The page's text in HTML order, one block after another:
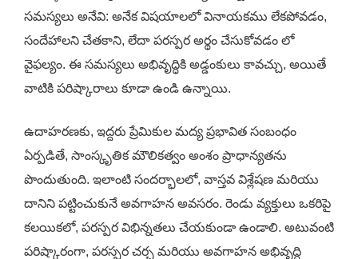
సమస్యలు అనేవి: అనేక విషయాలలో వినాయకము లేకపోవడం,
సందేహాలని చేతకాని, లేదా పరస్పర అర్థం చేసుకోవడం లో
వైఫల్యం. ఈ సమస్యలు అభివృద్ధికి అడ్డంకులు కావచ్చు, అయితే
వాటికి పరిష్కారాలు కూడా ఉండి ఉన్నాయి.
ఉదాహరణకు, ఇద్దరు ప్రేమికుల మద్య ప్రభావిత సంబంధం
ఏర్పడితే, సాంస్కృతిక మౌలికత్వం అంశం ప్రాధాన్యతను
పొందుతుంది. ఇలాంటి సందర్భాలలో, వాస్తవ విశ్లేషణ మరియు
దానిని పట్టించుకునే అవగాహన అవసరం. రెండు వ్యక్తులు ఒకరిపై
కలయికలో, పరస్పర విభిన్నతలు చేయకుండా ఉండాలి. అటువంటి
పరిష్కారంగా, పరస్పర చర్చ మరియు అవగాహన అభివృద్ధి